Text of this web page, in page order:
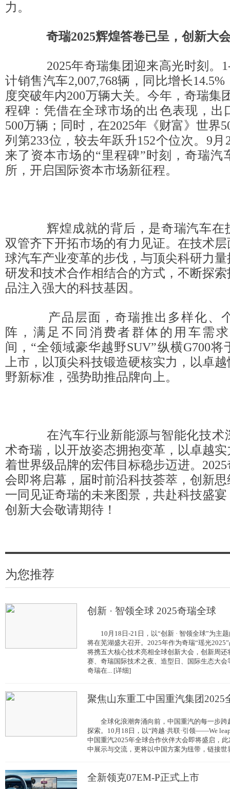
力。
奇瑞2025辉煌答卷已呈，创新大
2025年奇瑞集团迎来高光时刻。
计销售汽车2,007,768辆，同比增长
度突破年内200万辆大关。今年，奇瑞集
程碑：凭借在全球市场的出色表现，出
500万辆；同时，在2025年《财富》世界
列第233位，较去年跃升152个位次。9月
来了资本市场的“里程碑”时刻，奇瑞汽
所，开启国际资本市场新征程。
辉煌成就的背后，是奇瑞汽车在
双管齐下开拓市场的有力见证。在技术
球汽车产业变革的步伐，与顶尖科研力
研发和技术合作相结合的方式，不断探
品注入强大的科技基因。
产品层面，奇瑞推出多样化、
阵，满足不同消费者群体的用车需
间，“全领域豪华越野SUV”纵横G700将
上市，以顶尖科技锻造硬核实力，以卓
野新标准，强势助推品牌向上。
在汽车行业新能源与智能化技术
术奇瑞，以开放姿态拥抱变革，以卓越
着世界级品牌的宏伟目标稳步迈进。
会即将启幕，届时前沿科技荟萃，创新
一同见证奇瑞的未来图景，共赴科技盛宴
创新大会敬请期待！
为您推荐
创新 · 智领全球 2025奇瑞全球
10月18日-21日，以“创新 · 智领全球”为主题
将在芜湖盛大召开。2025年作为奇瑞“瑶光
将携五大核心技术亮相全球创新大会，创新周
赛、奇瑞国际技术之夜、造型日、国际生态大
奇瑞在... [详细]
聚焦山东重工中国重汽集团2025
全球化浪潮奔涌向前，中国重汽的每一步跨
探索。10月18日，以“跨越·共联·引领——We
中国重汽2025年全球合作伙伴大会即将盛启，
中展示与交流，更将以中国方案为纽带，链接世
全新领克07EM-P正式上市